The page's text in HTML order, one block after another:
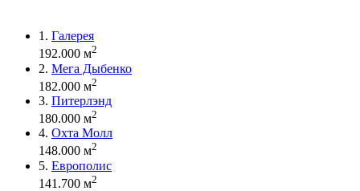
1. Галерея
192.000 м2
2. Мега Дыбенко
182.000 м2
3. Питерлэнд
180.000 м2
4. Охта Молл
148.000 м2
5. Европолис
141.700 м2